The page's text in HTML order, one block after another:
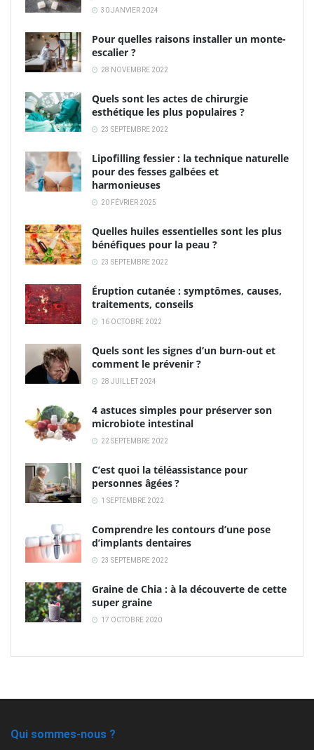
30 JANVIER 2024
Pour quelles raisons installer un monte-
escalier ?
28 NOVEMBRE 2022
Quels sont les actes de chirurgie
esthétique les plus populaires ?
23 SEPTEMBRE 2022
Lipofilling fessier : la technique naturelle
pour des fesses galbées et
harmonieuses
20 FÉVRIER 2025
Quelles huiles essentielles sont les plus
bénéfiques pour la peau ?
23 SEPTEMBRE 2022
Éruption cutanée : symptômes, causes,
traitements, conseils
16 OCTOBRE 2022
Quels sont les signes d’un burn-out et
comment le prévenir ?
28 JUILLET 2024
4 astuces simples pour préserver son
microbiote intestinal
22 SEPTEMBRE 2022
C’est quoi la téléassistance pour
personnes âgées ?
1 SEPTEMBRE 2022
Comprendre les contours d’une pose
d’implants dentaires
23 SEPTEMBRE 2022
Graine de Chia : à la découverte de cette
super graine
17 OCTOBRE 2020
Qui sommes-nous ?